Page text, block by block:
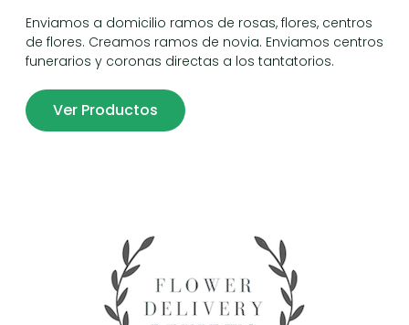
Enviamos a domicilio ramos de rosas, flores, centros
de flores. Creamos ramos de novia. Enviamos centros
funerarios y coronas directas a los tantatorios.
Ver Productos